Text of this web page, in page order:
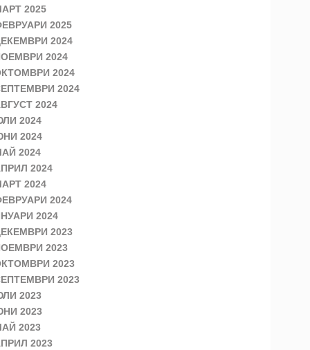
2025
2025
2024
2024
2024
2024
2024
2024
2024
2024
2024
2024
2024
2024
2023
2023
2023
2023
2023
2023
2023
2023